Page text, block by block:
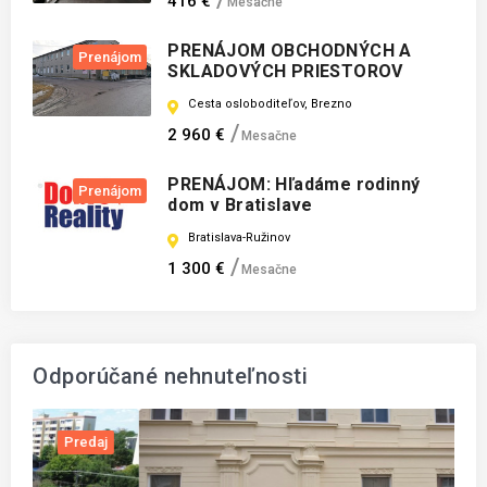
Prenájom
PRENÁJOM OBCHODNÝCH A
SKLADOVÝCH PRIESTOROV
Cesta osloboditeľov, Brezno
2 960 € Mesačne
Prenájom
PRENÁJOM: Hľadáme rodinný
dom v Bratislave
Bratislava-Ružinov
1 300 € Mesačne
Odporúčané nehnuteľnosti
Predaj